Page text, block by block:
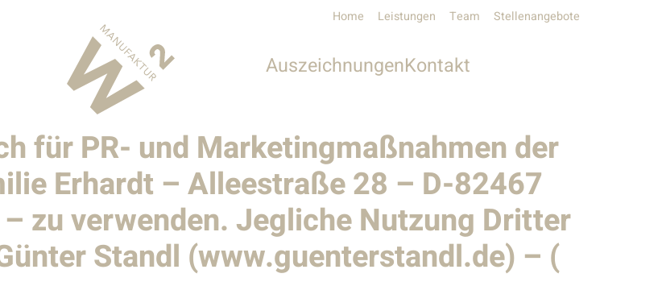
AuszeichnungenKontakt
Pressekontakt
Home Leistungen Team Stellenangebote
für PR- und Marketingmaßnahmen der
Erhardt – Alleestraße 28 – D-82467
zu verwenden. Jegliche Nutzung Dritter
Standl (www.guenterstandl.de) – (